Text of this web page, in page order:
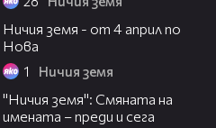
Ничия земя - от 4 април по
Нова
1 Ничия земя
"Ничия земя": Смяната на
имената – преди и сега